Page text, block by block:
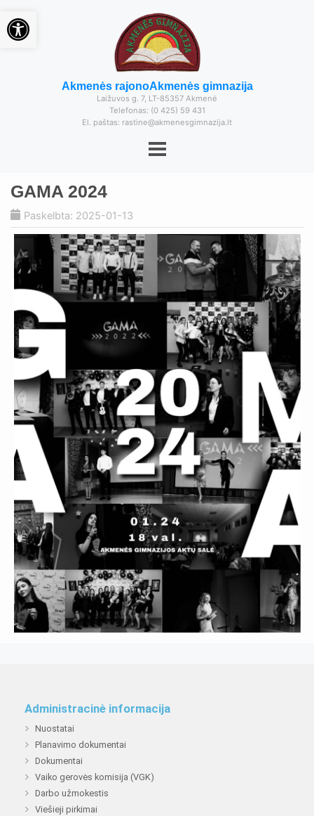
Akmenės rajonoAkmenės gimnazija
Laižuvos g. 7, LT-85357 Akmenė
Telefonas: (0 425) 59 431
El. paštas: rastine@akmenesgimnazija.lt
GAMA 2024
Paskelbta: 2025-01-13
Administracinė informacija
Nuostatai
Planavimo dokumentai
Dokumentai
Vaiko gerovės komisija (VGK)
Darbo užmokestis
Viešieji pirkimai
Open toolbar